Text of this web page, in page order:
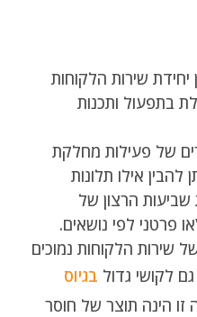
יחידת שירות הלקוחות
בתפעול ותכנות
של פעילות מחלקת
להבין אילו תלונות
שביעות הרצון של
פרטני לפי נושאים.
שירות הלקוחות נמוכים
לקושי גדול בגיוס
זו הינה תוצר של חוסר